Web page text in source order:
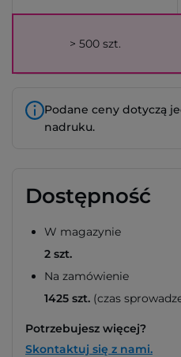
> 500 szt.
Podane ceny dotyczą
nadruku.
Dostępność
W magazynie
2 szt.
Na zamówienie
1425 szt. (czas
Potrzebujesz więcej?
Skontaktuj się z nami.